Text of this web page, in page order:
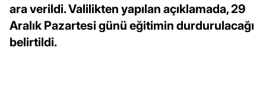
ara verildi. Valilikten yapılan açıklamada, 29
Aralık Pazartesi günü eğitimin durdurulacağı
belirtildi.